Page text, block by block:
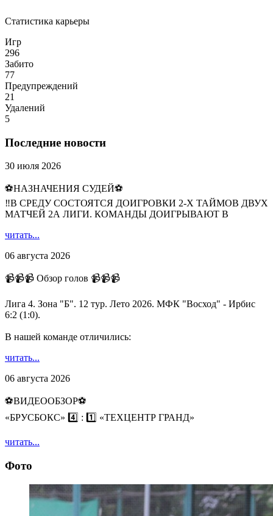
Статистика карьеры
Игр
296
Забито
77
Предупреждений
21
Удалений
5
Последние новости
30 июля 2026
⚽НАЗНАЧЕНИЯ СУДЕЙ⚽
‼В СРЕДУ СОСТОЯТСЯ ДОИГРОВКИ 2-Х ТАЙМОВ ДВУХ
МАТЧЕЙ 2А ЛИГИ. КОМАНДЫ ДОИГРЫВАЮТ В
читать...
06 августа 2026
📹📹📹 Обзор голов 📹📹📹
Лига 4. Зона "Б". 12 тур. Лето 2026. МФК "Восход" - Ирбис
6:2 (1:0).
В нашей команде отличились:
читать...
06 августа 2026
⚽️ВИДЕООБЗОР⚽️
«БРУСБОКС» 4️⃣ : 1️⃣ «ТЕХЦЕНТР ГРАНД»
читать...
Фото